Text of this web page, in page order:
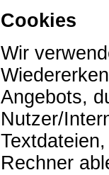
Cookies
Wir
Angebots,
Nutzer/
Rechner